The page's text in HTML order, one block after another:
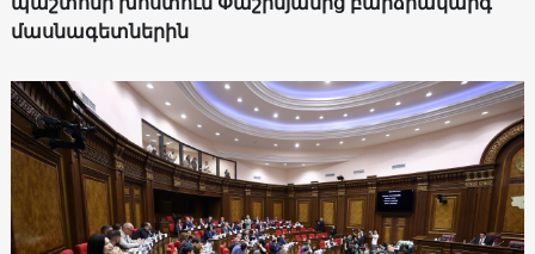
մասնագետներին